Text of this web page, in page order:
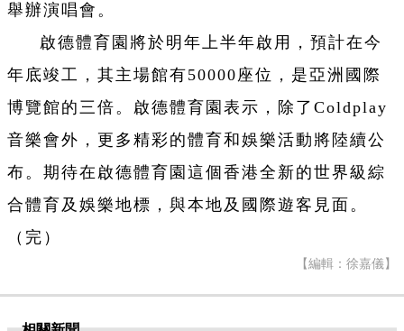
舉辦演唱會。
啟德體育園將於明年上半年啟用，預計在今
年底竣工，其主場館有50000座位，是亞洲國際
博覽館的三倍。 啟德體育園表示， 除了Coldplay
音樂會外，更多精彩的體育和娛樂活動將陸續公
布。期待在啟德體育園這個香港全新的世界級綜
合體育及娛樂地標，與本地及國際遊客見面。
（完）
【編輯：徐嘉儀】